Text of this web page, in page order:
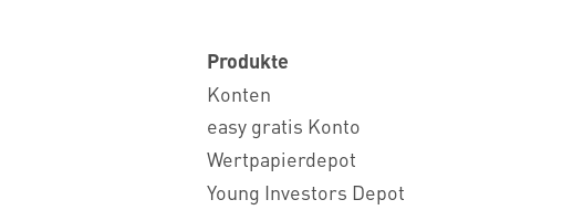
Produkte
Konten
easy gratis Konto
Wertpapierdepot
Young Investors Depot